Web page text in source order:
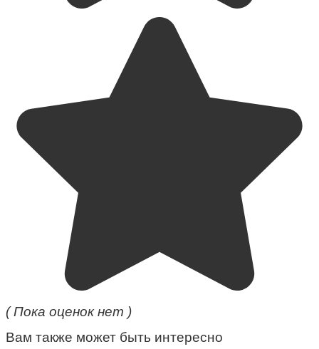
( Пока оценок нет )
Вам также может быть интересно